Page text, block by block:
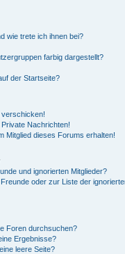
wie trete ich ihnen bei?
farbig dargestellt?
der Startseite?
verschicken!
Nachrichten!
Mitglied dieses Forums erhalten!
und ignorierten Mitglieder?
oder zur Liste der
Foren durchsuchen?
Ergebnisse?
leere Seite?